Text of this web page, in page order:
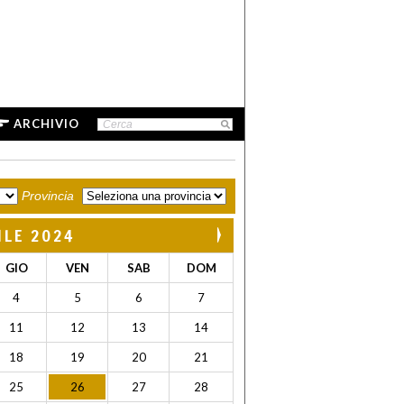
ARCHIVIO
Provincia
2024
GIO VEN SAB DOM
4 5 6 7
11 12 13 14
18 19 20 21
25 26 27 28